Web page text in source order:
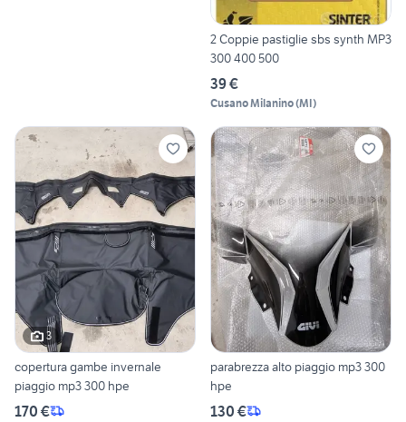
2 Coppie pastiglie sbs synth MP3
300 400 500
39 €
Cusano Milanino(MI)
3
copertura gambe invernale
piaggio mp3 300 hpe
170 €
parabrezza alto piaggio mp3 300
hpe
130 €